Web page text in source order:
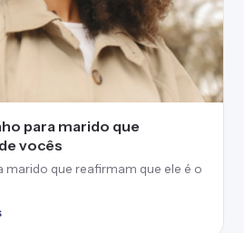
para marido que
vocês
marido que reafirmam que ele é o